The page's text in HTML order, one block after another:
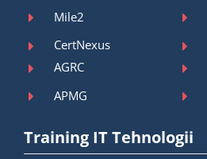
Mile2
CertNexus
AGRC
APMG
Training IT Tehnologii